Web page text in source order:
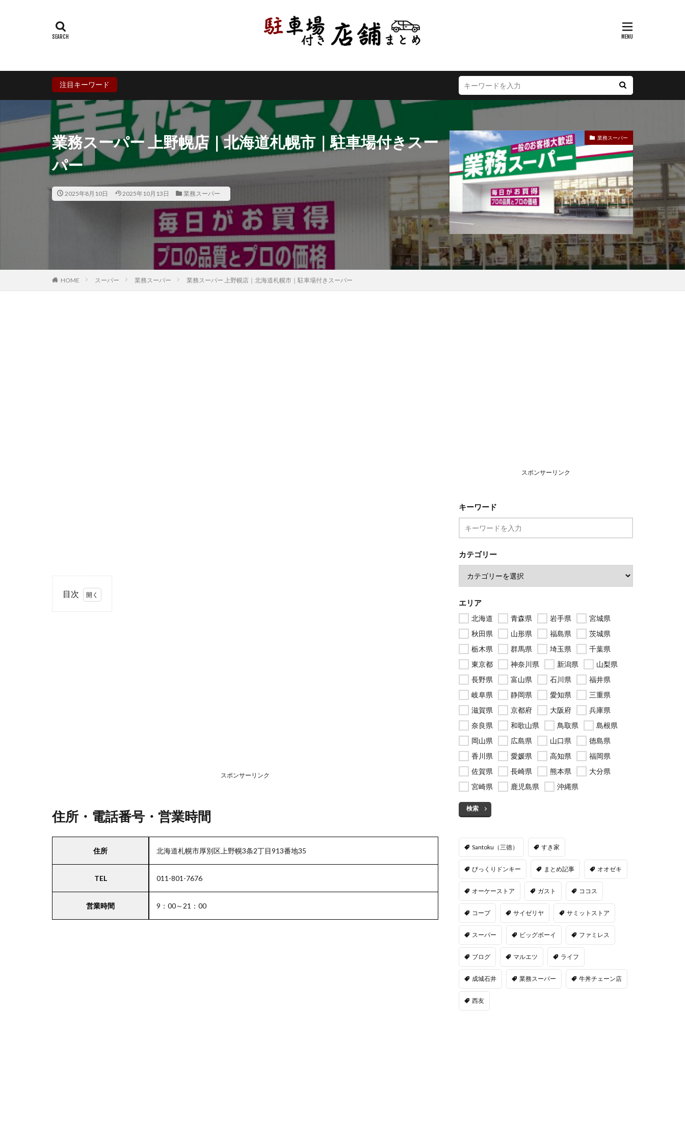
注目キーワード
業務スーパー 上野幌店｜北海道札幌市｜駐車場付きスー
パー
2025年8月10日 2025年10月13日 業務スーパー
業務スーパー
HOME スーパー 業務スーパー 業務スーパー 上野幌店｜北海道札幌市｜駐車場付きスーパー
目次
エリ
場付
スポンサーリンク
住所・電話番号・営業時間
住所 北海道札幌市厚別区上野幌3条2丁目913番地35
TEL 011-801-7676
営業時間 9：00～21：00
スポンサーリンク
キーワード
カテゴリー
エリア
北海道 青森県 岩手県
宮城県
秋田県
山形県 福島県
茨城県
栃木県
群馬県 埼玉県
千葉県
東京都
神奈川県 新潟県
山梨県
長野県
富山県 石川県
福井県
岐阜県
静岡県 愛知県
三重県
滋賀県
京都府 大阪府
兵庫県
奈良県
和歌山県 鳥取県
島根県
岡山県
広島県 山口県
徳島県
香川県
愛媛県 高知県
福岡県
佐賀県
長崎県 熊本県
大分県
宮崎県
鹿児島県 沖縄県
検索
Santoku（三徳） すき家
びっくりドンキー まとめ記事 オオゼキ
オーケーストア ガスト ココス
コープ サイゼリヤ サミットストア
スーパー ビッグボーイ ファミレス
ブログ マルエツ ライフ
成城石井 業務スーパー 牛丼チェーン店
西友
岐阜県 静岡県 愛知県 三重県 滋賀県
鳥取県 島根県 岡山県 広島県
鹿児島県
沖縄県
検索